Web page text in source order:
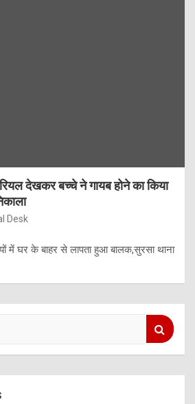
देखकर बच्चे ने गायब होने का किया
Desk
में घर के बाहर से लापता हुआ बालक,सुरसा थाना